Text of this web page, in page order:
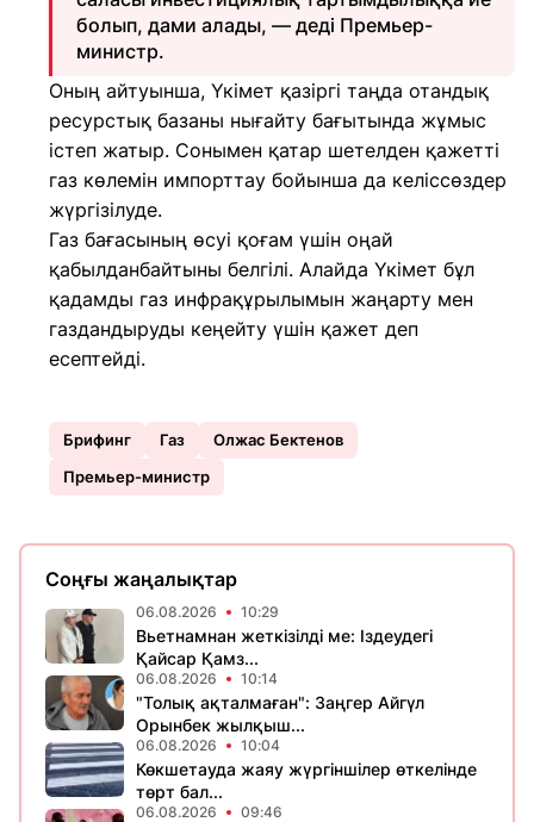
болып, дами алады, — деді Премьер-
министр.
Оның айтуынша, Үкімет қазіргі таңда отандық
ресурстық базаны нығайту бағытында жұмыс
істеп жатыр. Сонымен қатар шетелден қажетті
газ көлемін импорттау бойынша да келіссөздер
жүргізілуде.
Газ бағасының өсуі қоғам үшін оңай
қабылданбайтыны белгілі. Алайда Үкімет бұл
қадамды газ инфрақұрылымын жаңарту мен
газдандыруды кеңейту үшін қажет деп
есептейді.
Брифинг Газ
Олжас Бектенов
Премьер-министр
Соңғы жаңалықтар
06.08.2026 10:29
Вьетнамнан жеткізілді ме: Іздеудегі
Қайсар Қамз...
06.08.2026 10:14
"Толық ақталмаған": Заңгер Айгүл
Орынбек жылқыш...
06.08.2026 10:04
Көкшетауда жаяу жүргіншілер өткелінде
төрт бал...
06.08.2026 09:46